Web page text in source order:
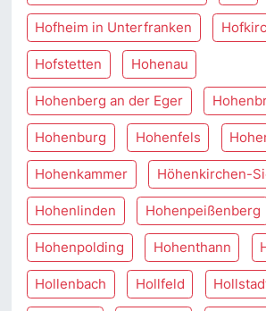
Hofheim in Unterfranken
Hofstetten Hohenau
Hohenberg an der Eger
Hohenburg Hohenfels
Hohenkammer Höhenkirchen-
Hohenlinden Hohenpeißenberg
Hohenpolding Hohenthann
Hollenbach Hollfeld